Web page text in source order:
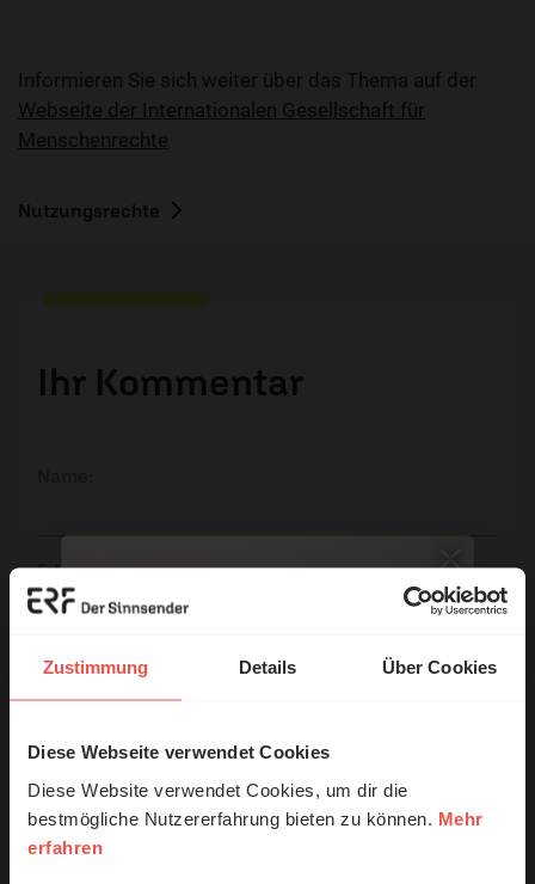
Zustimmung Details Über Cookies
Diese Webseite verwendet Cookies
Diese Website verwendet Cookies, um dir die
bestmögliche Nutzererfahrung bieten zu können. Mehr
erfahren
Informieren Sie sich weiter über das Thema auf der
Webseite der Internationalen Gesellschaft für
Menschenrechte
Nutzungsrechte
Ihr Kommentar
E-Mail:
Meinen Kommentar nicht öffentlich teilen.
Ich bin damit einverstanden, dass meine Angaben
© Ruth Schneider / ERF